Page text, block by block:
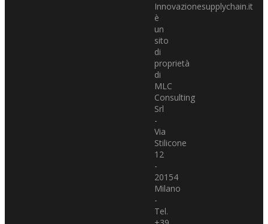
Innovazionesupplychain.it
è
un
sito
di
proprietà
di
MLC
Consulting
Srl
-
Via
Stilicone
12
-
20154
Milano
-
Tel.